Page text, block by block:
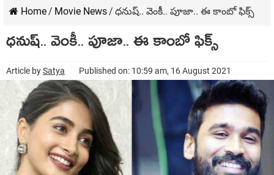
Home/ Movie News/ ధ‌నుష్‌.. వెంకీ.. పూజా.. ఈ కాంబో ఫిక్స్
ధ‌నుష్‌.. వెంకీ.. పూజా.. ఈ కాంబో ఫిక్స్
Article bySatya Published on: 10:59 am, 16 August 2021